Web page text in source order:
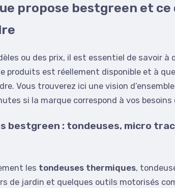
propose bestgreen et ce
ou des prix, il est essentiel de savoir à
produits est réellement disponible et à
Vous trouverez ici une vision
si la marque correspond à vos besoins
bestgreen : tondeuses, micro
les tondeuses thermiques,
de jardin et quelques outils motorisés